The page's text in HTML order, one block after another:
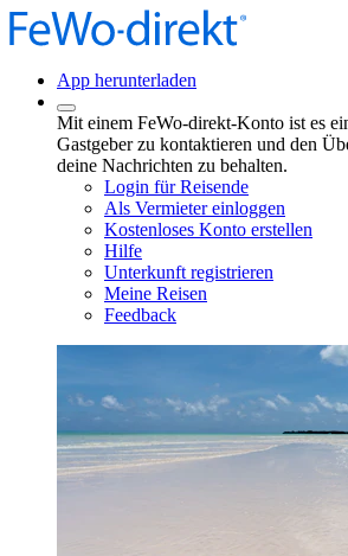
App herunterladen
Mit einem FeWo-direkt-Konto ist es
Gastgeber zu kontaktieren und den
deine Nachrichten zu behalten.
Login für Reisende
Als Vermieter einloggen
Kostenloses Konto erstellen
Hilfe
Unterkunft registrieren
Meine Reisen
Feedback